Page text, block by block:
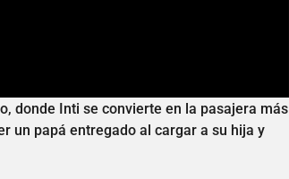
donde Inti se convierte en la pasajera más
un papá entregado al cargar a su hija y